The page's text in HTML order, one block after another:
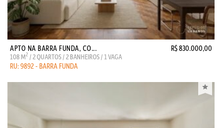
APTO NA BARRA FUNDA, CO... R$ 830.000,00
108 M2 / 2 QUARTOS / 2 BANHEIROS / 1 VAGA
RU: 9892 - BARRA FUNDA